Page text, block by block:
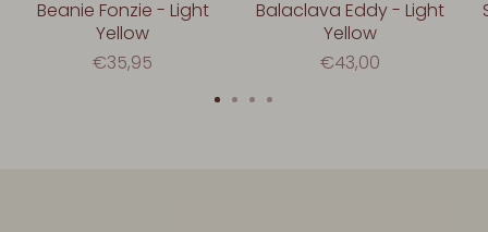
Beanie Fonzie - Light
Yellow
€35,95
Balaclava Eddy - Light
Yellow
€43,00